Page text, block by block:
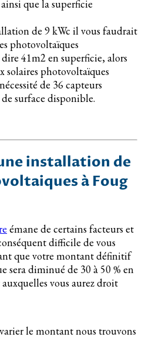
que la superficie
de 9 kWc il vous faudrait
photovoltaïques
41m2 en superficie, alors
solaires photovoltaïques
de 36 capteurs
surface disponible.
installation de
à Foug
émane de certains facteurs et
difficile de vous
que votre montant définitif
sera diminué de 30 à 50 % en
vous aurez droit
le montant nous trouvons